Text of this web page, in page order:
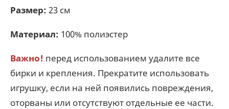
Размер: 23 см
Материал: 100% полиэстер
Важно! перед использованием удалите все
бирки и крепления. Прекратите использовать
игрушку, если на ней появились повреждения,
оторваны или отсутствуют отдельные ее части.